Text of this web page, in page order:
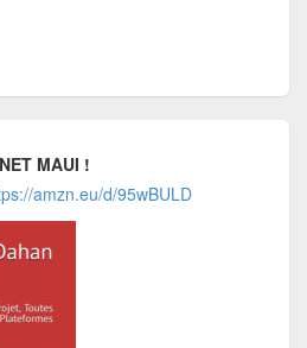
MAUI !
amzn.eu/d/95wBULD